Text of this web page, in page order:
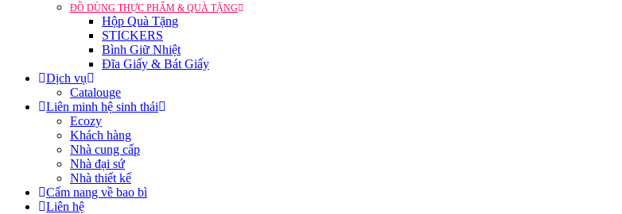
ĐỒ DÙNG THỰC PHẨM & QUÀ TẶNG
Hộp Quà Tặng
STICKERS
Bình Giữ Nhiệt
Đĩa Giấy & Bát Giấy
Dịch vụ
Catalouge
Liên minh hệ sinh thái
Ecozy
Khách hàng
Nhà cung cấp
Nhà đại sứ
Nhà thiết kế
Cẩm nang về bao bì
Liên hệ